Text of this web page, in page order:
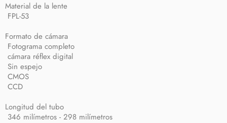
Material de la lente
FPL-53
Formato de cámara
Fotograma completo
cámara réflex digital
Sin espejo
CMOS
CCD
Longitud del tubo
346 milímetros - 298 milímetros